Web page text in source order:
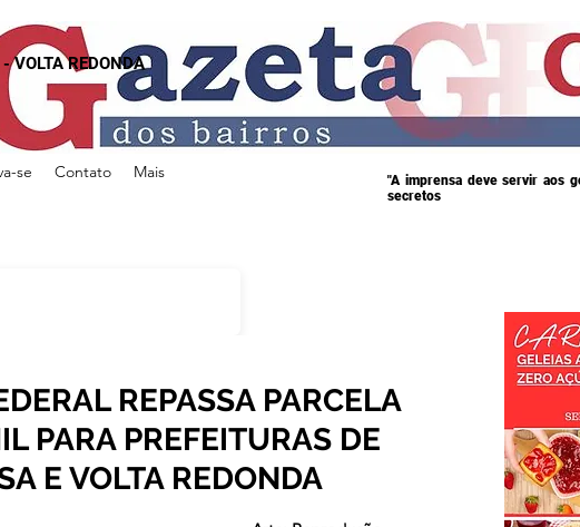
VOLTA REDONDA
se Contato Mais
"A imprensa deve servir aos
secretos
REPASSA PARCELA
PARA PREFEITURAS DE
E VOLTA REDONDA
5 estrelas.